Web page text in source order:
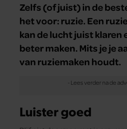
Zelfs (of juist) in de
het voor: ruzie. Een
kan de lucht juist klaren
beter maken. Mits je je
van ruziemaken houdt.
Luister goed